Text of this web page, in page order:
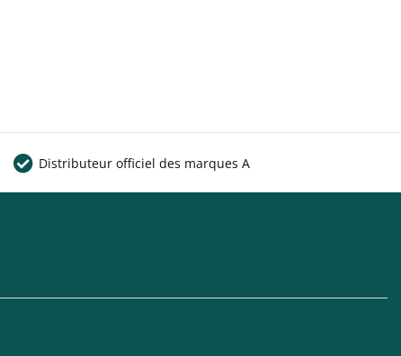
Distributeur officiel des marques A